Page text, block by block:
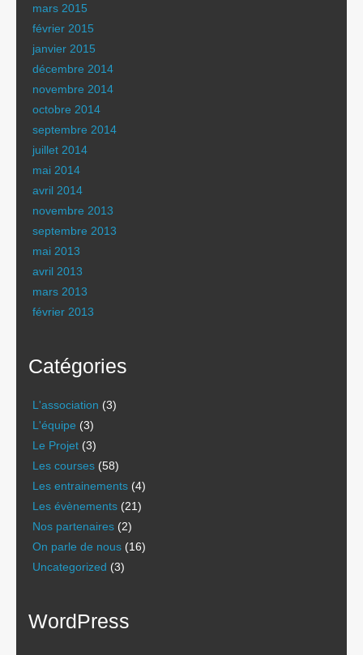
mars 2015
février 2015
janvier 2015
décembre 2014
novembre 2014
octobre 2014
septembre 2014
juillet 2014
mai 2014
avril 2014
novembre 2013
septembre 2013
mai 2013
avril 2013
mars 2013
février 2013
Catégories
L'association (3)
L'équipe (3)
Le Projet (3)
Les courses (58)
Les entrainements (4)
Les évènements (21)
Nos partenaires (2)
On parle de nous (16)
Uncategorized (3)
WordPress